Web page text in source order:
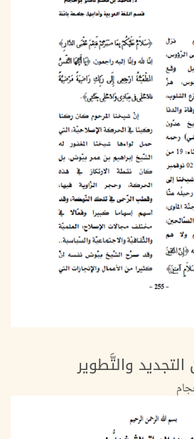
والتَّطوير